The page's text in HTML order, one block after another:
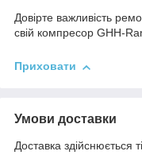
Довірте важливість
свій компресор GHH-
Приховати
Умови доставки
Доставка здійснюється